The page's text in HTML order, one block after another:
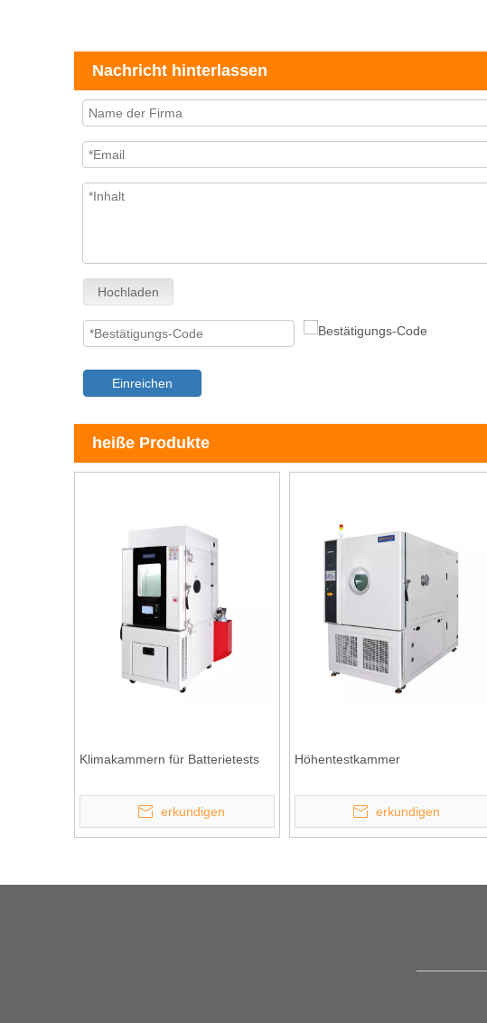
Nachricht hinterlassen
Hochladen
Einreichen
heiße Produkte
Klimakammern für Batterietests
erkundigen
Höhentestkammer
erkundigen